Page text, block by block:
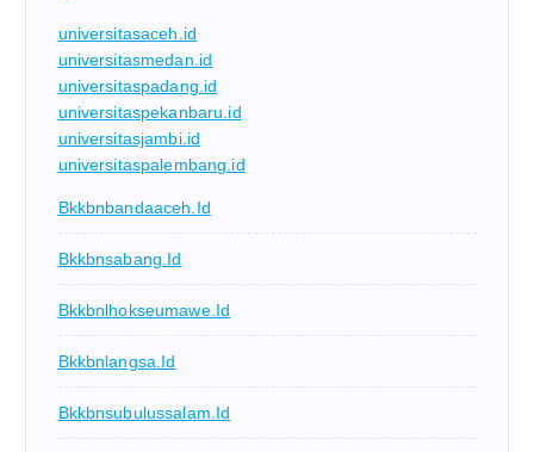
universitasaceh.id
universitasmedan.id
universitaspadang.id
universitaspekanbaru.id
universitasjambi.id
universitaspalembang.id
Bkkbnbandaaceh.id
Bkkbnsabang.id
Bkkbnlhokseumawe.id
Bkkbnlangsa.id
Bkkbnsubulussalam.id